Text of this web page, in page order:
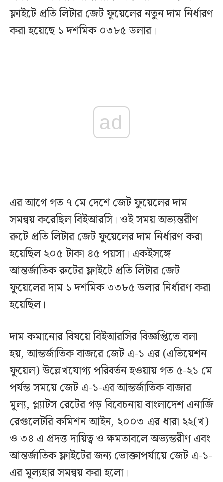
ফ্লাইটে প্রতি লিটার জেট ফুয়েলের নতুন দাম নির্ধারণ
করা হয়েছে ১ দশমিক ০৩৮৫ ডলার।
ad
এর আগে গত ৭ মে দেশে জেট ফুয়েলের দাম
সমন্বয় করেছিল বিইআরসি। ওই সময় অভ্যন্তরীণ
রুটে প্রতি লিটার জেট ফুয়েলের দাম নির্ধারণ করা
হয়েছিল ২০৫ টাকা ৪৫ পয়সা। একইসঙ্গে
আন্তর্জাতিক রুটের ফ্লাইটে প্রতি লিটার জেট
ফুয়েলের দাম ১ দশমিক ৩৩৮৫ ডলার নির্ধারণ করা
হয়েছিল।
দাম কমানোর বিষয়ে বিইআরসির বিজ্ঞপ্তিতে বলা
হয়, আন্তর্জাতিক বাজরে জেট এ-১ এর (এভিয়েশন
ফুয়েল) উল্লেখযোগ্য পরিবর্তন হওয়ায় গত ৫-২১ মে
পর্যন্ত সময়ে জেট এ-১-এর আন্তর্জাতিক বাজার
মূল্য, প্ল্যাটস রেটের গড় বিবেচনায় বাংলাদেশ এনার্জি
রেগুলেটরি কমিশন আইন, ২০০৩ এর ধারা ২২(খ)
ও ৩৪ এ প্রদত্ত দায়িত্ব ও ক্ষমতাবলে অভ্যন্তরীণ এবং
আন্তর্জাতিক ফ্লাইটের জন্য ভোক্তাপর্যায়ে জেট এ-১-
এর মূল্যহার সমন্বয় করা হলো।